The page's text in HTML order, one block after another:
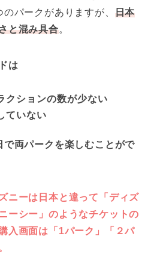
パークがありますが、 日本
と混み具合。
は
クションの数が少ない
ていない
両パークを楽しむことがで
ニーは日本と違って「ディズ
ーシー」のようなチケットの
入画面は「1パーク」「２パ